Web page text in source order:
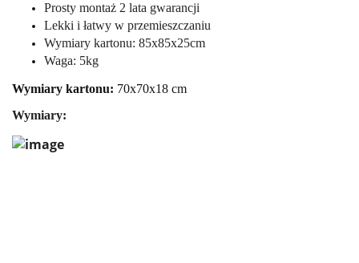
Prosty montaż 2 lata gwarancji
Lekki i łatwy w przemieszczaniu
Wymiary kartonu: 85x85x25cm
Waga: 5kg
Wymiary kartonu: 70x70x18 cm
Wymiary: